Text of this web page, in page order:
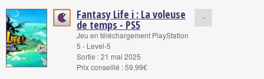
Fantasy Life i : La voleuse
de temps - PS5
Jeu en téléchargement PlayStation
5 - Level-5
Sortie : 21 mai 2025
Prix conseillé : 59,99€
-